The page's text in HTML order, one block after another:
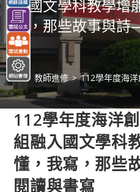
入國文學科教學增
寫，那些故事與
寫
> 教師進修 > 112學年度海
112學年度海洋
組融入國文學科
懂，我寫，那
閱讀與書寫